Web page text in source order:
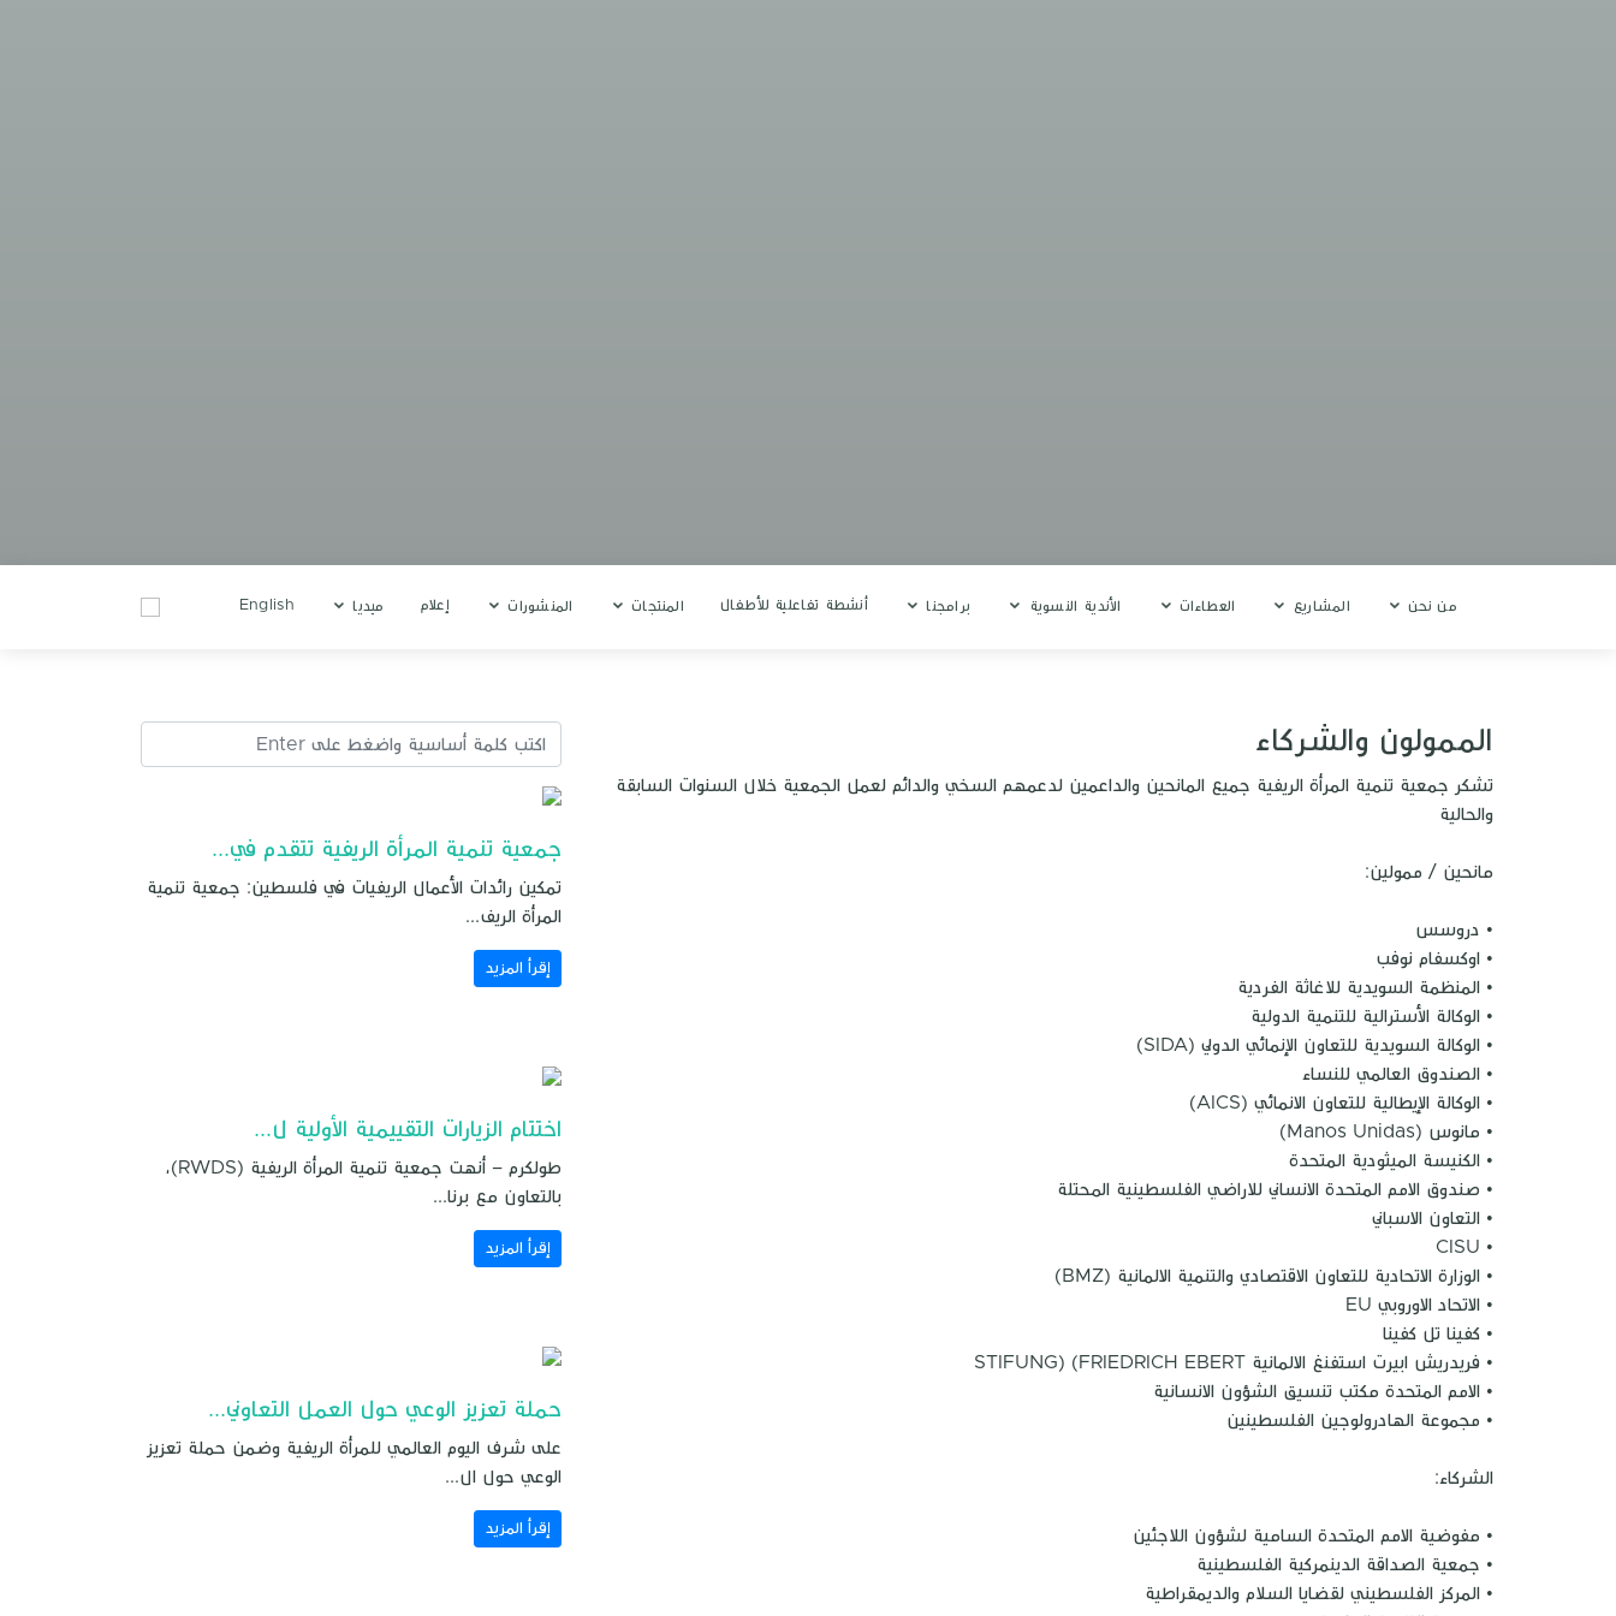
من نحن المشاريع العطاءات الأندية النسوية برامجنا أنشطة تفاعلية للأطفال المنتجات المنشورات إعلام ميديا English
الممولون والشركاء
تشكر جمعية تنمية المرأة الريفية جميع المانحين والداعمين لدعمهم السخي والدائم لعمل الجمعية خلال السنوات السابقة
والحالية
مانحين / ممولين:
• دروسس
• اوكسفام نوفب
• المنظمة السويدية للاغاثة الفردية
• الوكالة الأسترالية للتنمية الدولية
• الوكالة السويدية للتعاون الإنمائي الدولي (SIDA)
• الصندوق العالمي للنساء
• الوكالة الإيطالية للتعاون الانمائي (AICS)
• مانوس (Manos Unidas)
• الكنيسة الميثودية المتحدة
• صندوق الامم المتحدة الانساني للاراضي الفلسطينية المحتلة
• التعاون الاسباني
• CISU
• الوزارة الاتحادية للتعاون الاقتصادي والتنمية الالمانية (BMZ)
• الاتحاد الاوروبي EU
• كفينا تل كفينا
• فريدريش ابيرت استفنغ الالمانية STIFUNG) (FRIEDRICH EBERT
• الامم المتحدة مكتب تنسيق الشؤون الانسانية
• مجموعة الهادرولوجين الفلسطينين
الشركاء:
• مفوضية الامم المتحدة السامية لشؤون اللاجئين
• جمعية الصداقة الدينمركية الفلسطينية
• المركز الفلسطيني لقضايا السلام والديمقراطية
جمعية تنمية المرأة الريفية تتقدم في...
تمكين رائدات الأعمال الريفيات في فلسطين: جمعية تنمية
المرأة الريف...
إقرأ المزيد
اختتام الزيارات التقييمية الأولية ل...
طولكرم – أنهت جمعية تنمية المرأة الريفية (RWDS)،
بالتعاون مع برنا...
إقرأ المزيد
حملة تعزيز الوعي حول العمل التعاوني...
على شرف اليوم العالمي للمرأة الريفية وضمن حملة تعزيز
الوعي حول ال...
إقرأ المزيد